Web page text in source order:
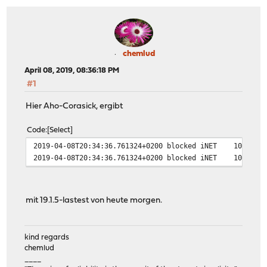
chemlud
April 08, 2019, 08:36:18 PM
#1
Hier Aho-Corasick, ergibt
Code Select
2019-04-08T20:34:36.761324+0200 blocked iNET
10.0.0.5
2019-04-08T20:34:36.761324+0200 blocked iNET 10.0.0.5
mit 19.1.5-lastest von heute morgen.
kind regards
chemlud